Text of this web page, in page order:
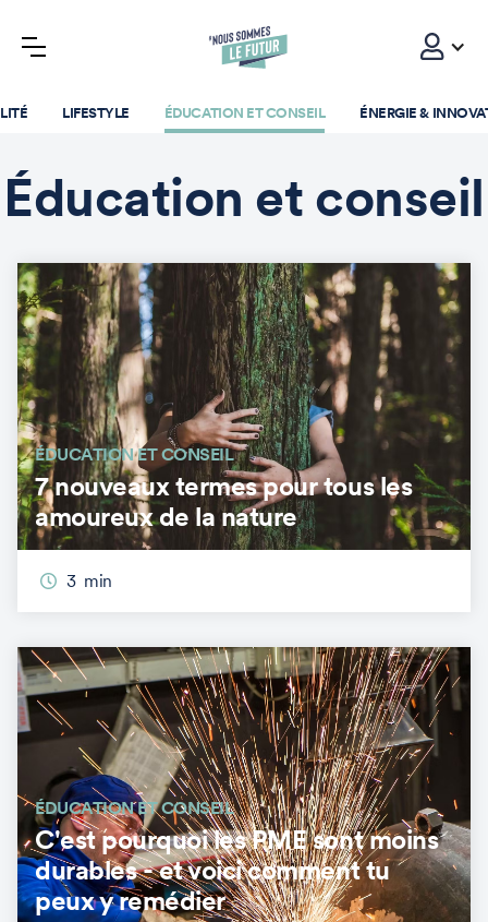
LIFESTYLE ÉDUCATION ET CONSEIL ÉNERGIE &
Éducation et conseil
ÉDUCATION ET CONSEIL
7 nouveaux termes pour tous les
amoureux de la nature
3 min
ÉDUCATION ET CONSEIL
C'est pourquoi les PME sont moins
durables - et voici comment tu
peux y remédier